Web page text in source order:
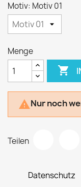
Motiv: Motiv 01
Menge

Nur noch
Teilen
Datenschutz